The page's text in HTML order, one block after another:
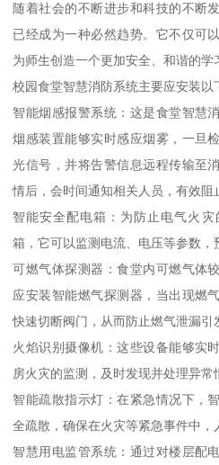
随着社会的不断进步和科技的不断
已经成为一种必然趋势。它不仅可
为师生创造一个更加安全、和谐的学
校园食堂智慧消防系统主要应安装以
智能烟感报警系统：这是食堂智慧
烟感装置能够实时感应烟雾，一旦
光信号，并将告警信息远程传输至
情后，会时间通知相关人员，有效阻
智能安全配电箱：为防止电气火
箱，它可以监测电流、电压等参数，
可燃气体探测器：食堂内可燃气体
应安装智能燃气探测器，当出现燃
快速切断阀门，从而防止燃气泄漏引
火焰识别摄像机：这些设备能够实
房火灾的监测，及时发现并处理异常
智能疏散指示灯：在紧急情况下，
全疏散，确保在火灾等紧急事件中，
智慧用电监管系统：通过对楼层配